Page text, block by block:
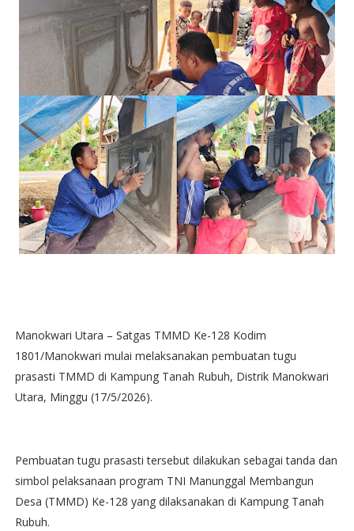
‎Manokwari Utara – Satgas TMMD Ke-128 Kodim
1801/Manokwari mulai melaksanakan pembuatan tugu
prasasti TMMD di Kampung Tanah Rubuh, Distrik Manokwari
Utara, Minggu (17/5/2026).
‎Pembuatan tugu prasasti tersebut dilakukan sebagai tanda dan
simbol pelaksanaan program TNI Manunggal Membangun
Desa (TMMD) Ke-128 yang dilaksanakan di Kampung Tanah
Rubuh.